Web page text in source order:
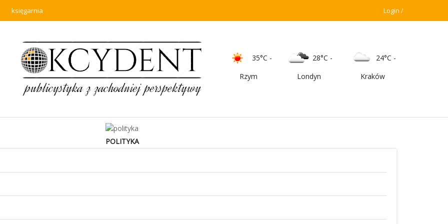
księgarnia Login
35°C -
Rzym
28°C -
Londyn
24°C -
Kraków
POLITYKA